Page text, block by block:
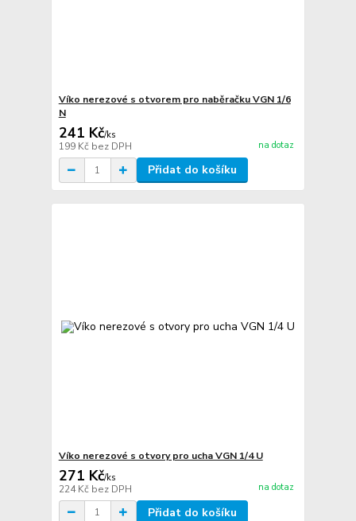
Víko nerezové s otvorem pro naběračku VGN 1/6
N
241 Kč/ks
199 Kč bez DPH na dotaz
Přidat do košíku
Víko nerezové s otvory pro ucha VGN 1/4 U
271 Kč/ks
224 Kč bez DPH na dotaz
Přidat do košíku